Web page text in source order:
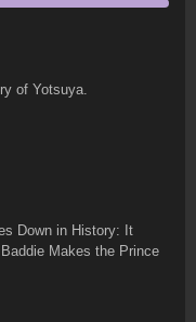
of Yotsuya.
Down in History: It
Makes the Prince